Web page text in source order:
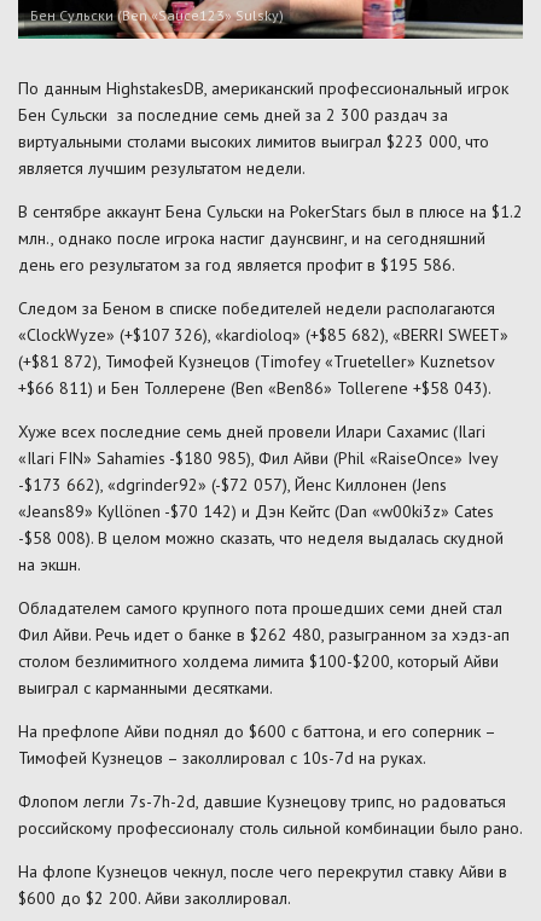
Бен Сульски (Ben «Sauce123» Sulsky)
По данным HighstakesDB, американский профессиональный игрок
Бен Сульски за последние семь дней за 2 300 раздач за
виртуальными столами высоких лимитов выиграл $223 000, что
является лучшим результатом недели.
В сентябре аккаунт Бена Сульски на PokerStars был в плюсе на $1.2
млн., однако после игрока настиг даунсвинг, и на сегодняшний
день его результатом за год является профит в $195 586.
Следом за Беном в списке победителей недели располагаются
«ClockWyze» (+$107 326), «kardioloq» (+$85 682), «BERRI SWEET»
(+$81 872), Тимофей Кузнецов (Timofey «Trueteller» Kuznetsov
+$66 811) и Бен Толлерене (Ben «Ben86» Tollerene +$58 043).
Хуже всех последние семь дней провели Илари Сахамис (Ilari
«Ilari FIN» Sahamies -$180 985), Фил Айви (Phil «RaiseOnce» Ivey
-$173 662), «dgrinder92» (-$72 057), Йенс Киллонен (Jens
«Jeans89» Kyllönen -$70 142) и Дэн Кейтс (Dan «w00ki3z» Cates
-$58 008). В целом можно сказать, что неделя выдалась скудной
на экшн.
Обладателем самого крупного пота прошедших семи дней стал
Фил Айви. Речь идет о банке в $262 480, разыгранном за хэдз-ап
столом безлимитного холдема лимита $100-$200, который Айви
выиграл с карманными десятками.
На префлопе Айви поднял до $600 с баттона, и его соперник –
Тимофей Кузнецов – заколлировал с 10s-7d на руках.
Флопом легли 7s-7h-2d, давшие Кузнецову трипс, но радоваться
российскому профессионалу столь сильной комбинации было рано.
На флопе Кузнецов чекнул, после чего перекрутил ставку Айви в
$600 до $2 200. Айви заколлировал.